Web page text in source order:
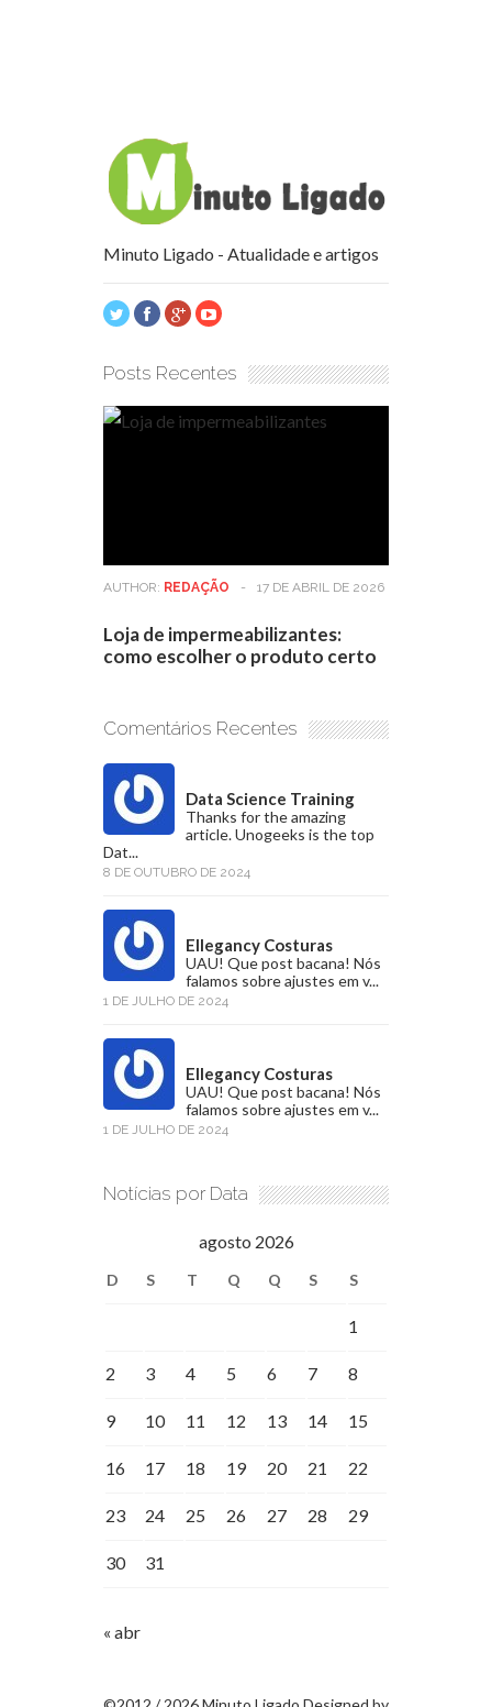
Minuto Ligado - Atualidade e artigos
Posts Recentes
AUTHOR: REDAÇÃO - 17 DE ABRIL DE 2026
Loja de impermeabilizantes:
como escolher o produto certo
Comentários Recentes
Data Science Training
Thanks for the amazing
article. Unogeeks is the top
Dat...
8 DE OUTUBRO DE 2024
Ellegancy Costuras
UAU! Que post bacana! Nós
falamos sobre ajustes em v...
1 DE JULHO DE 2024
Ellegancy Costuras
UAU! Que post bacana! Nós
falamos sobre ajustes em v...
1 DE JULHO DE 2024
Notícias por Data
agosto 2026
D S T Q Q S S
1
2 3 4 5 6 7 8
9 10 11 12 13 14 15
16 17 18 19 20 21 22
23 24 25 26 27 28 29
30 31
« abr